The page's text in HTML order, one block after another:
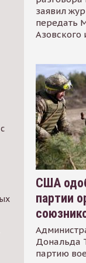
заявил
передать
Азовского
США
партии
Дональда
партию